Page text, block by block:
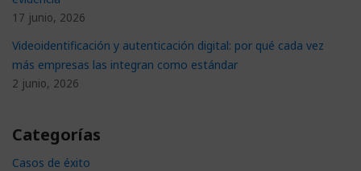
17 junio, 2026
Videoidentificación y autenticación digital: por qué cada vez
más empresas las integran como estándar
2 junio, 2026
Categorías
Casos de éxito